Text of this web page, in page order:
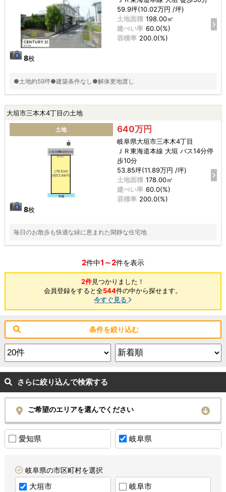
8枚
59.9坪(10.02万円 /坪)
土地面積 198.00㎡
建ぺい率 60.0(%)
容積率 200.0(%)
●土地約59坪●建築条件なし●解体更地渡し
大垣市三本木4丁目の土地
土地
8枚
640万円
岐阜県大垣市三本木4丁目
ＪＲ東海道本線 大垣 バス14分停
歩10分
53.85坪(11.89万円 /坪)
土地面積 178.00㎡
建ぺい率 60.0(%)
容積率 200.0(%)
毎日のお散歩も快適な緑に恵まれた閑静な住宅地
2件中1～2件を表示
2件見つかりました！
会員登録をすると全544件の中から探せます。
今すぐ見る
条件を絞り込む
さらに絞り込んで検索する
ご希望のエリアを選んでください
愛知県 岐阜県
岐阜県の市区町村を選択
大垣市 岐阜市